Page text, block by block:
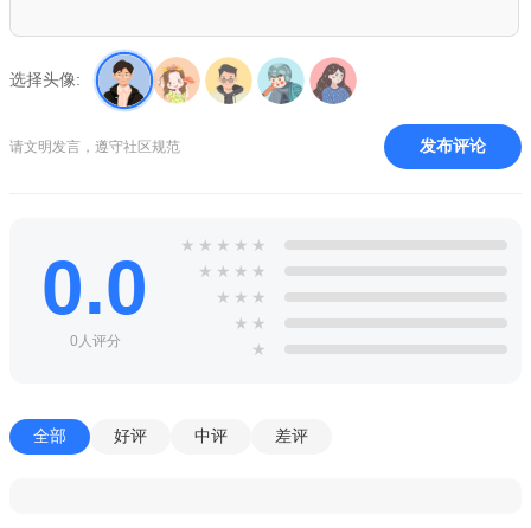
选择头像:
请文明发言，遵守社区规范 发布评论
0.0
0人评分
★ ★ ★ ★ ★
★ ★ ★ ★
★ ★ ★
★ ★
★
全部 好评 中评 差评